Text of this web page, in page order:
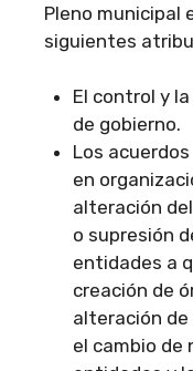
Pleno municipal
siguientes
El control y
de gobierno.
Los
en
alteración
o supresión
entidades a
creación de
alteración
el cambio de